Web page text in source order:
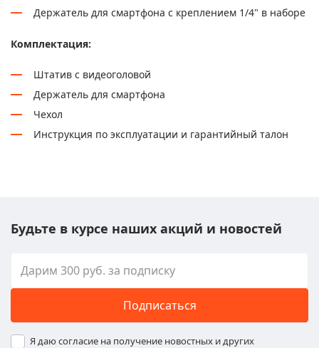
Держатель для смартфона с креплением 1/4" в наборе
Комплектация:
Штатив с видеоголовой
Держатель для смартфона
Чехол
Инструкция по эксплуатации и гарантийный талон
Будьте в курсе наших акций и новостей
Подписаться
Я даю согласие на получение новостных и других